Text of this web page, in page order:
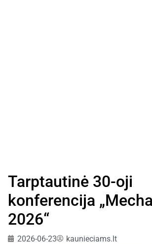
Tarptautinė 30-oji
konferencija
2026“
2026-06-23
kaunieciams.lt